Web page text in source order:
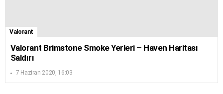
Valorant
Valorant Brimstone Smoke Yerleri – Haven Haritası
Saldırı
7 Haziran 2020, 16:03